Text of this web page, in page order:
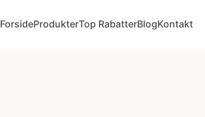
ForsideProdukterTop RabatterBlogKontakt